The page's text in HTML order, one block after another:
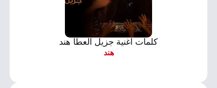
كلمات اغنية جزيل العطا هند
هند